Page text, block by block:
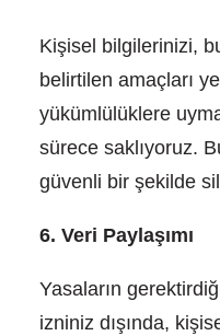
Kişisel bilgilerinizi,
belirtilen amaçları
yükümlülüklere
sürece saklıyoruz.
güvenli bir şekilde
6. Veri Paylaşımı
Yasaların
izniniz dışında,